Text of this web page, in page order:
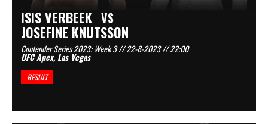
ISIS VERBEEK VS
JOSEFINE KNUTSSON
Contender Series 2023: Week 3 // 22-8-2023 // 22:00
UFC Apex, Las Vegas
RESULT